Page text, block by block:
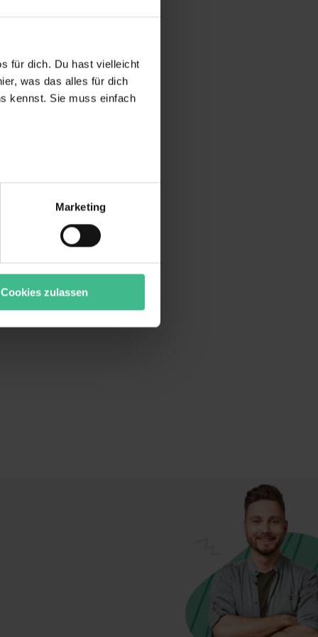
für dich. Du hast vielleicht
was das alles für dich
kennst. Sie muss einfach
bei Benutzung der
zu analysieren
Partner führen diese
zulassen, triff deine
oder teilweise über
Marketing
Cookies zulassen